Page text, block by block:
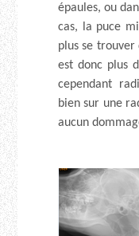
épaules, ou
cas, la puce
plus se trouver
est donc plus
cependant
bien sur une
aucun